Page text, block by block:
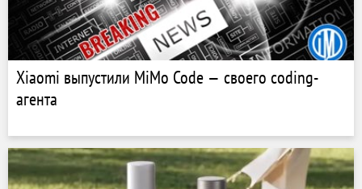
Xiaomi выпустили MiMo Code — своего coding-
агента